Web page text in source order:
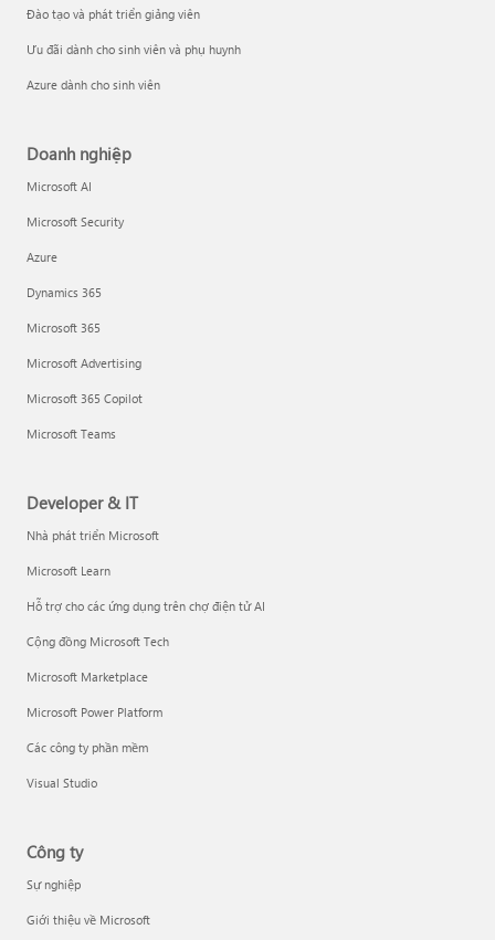
Đào tạo và phát triển giảng viên
Ưu đãi dành cho sinh viên và phụ huynh
Azure dành cho sinh viên
Doanh nghiệp
Microsoft AI
Microsoft Security
Azure
Dynamics 365
Microsoft 365
Microsoft Advertising
Microsoft 365 Copilot
Microsoft Teams
Developer & IT
Nhà phát triển Microsoft
Microsoft Learn
Hỗ trợ cho các ứng dụng trên chợ điện tử AI
Cộng đồng Microsoft Tech
Microsoft Marketplace
Microsoft Power Platform
Các công ty phần mềm
Visual Studio
Công ty
Sự nghiệp
Giới thiệu về Microsoft